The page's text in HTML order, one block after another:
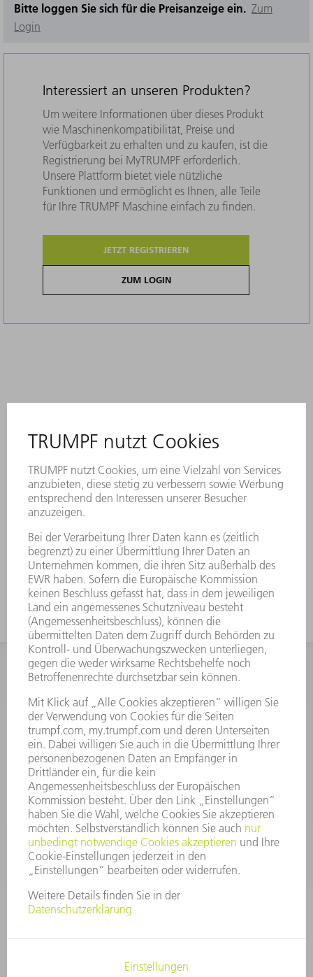
Bitte loggen Sie sich für die Preisanzeige ein. Zum
Login
Interessiert an unseren Produkten?
Um weitere Informationen über dieses Produkt
wie Maschinenkompatibilität, Preise und
Verfügbarkeit zu erhalten und zu kaufen, ist die
Registrierung bei MyTRUMPF erforderlich.
Unsere Plattform bietet viele nützliche
Funktionen und ermöglicht es Ihnen, alle Teile
für Ihre TRUMPF Maschine einfach zu finden.
JETZT REGISTRIEREN
ZUM LOGIN
INFORMATION
Häufig gestellte Fragen
Allgemeine Geschäftsbedingungen
KONTAKT
After Sales
+43722160396550
Mo - Do: 08:00 -17:30 Uhr
Fr: 08:00 -16:30 Uhr
ersatzteile@at.trumpf.com